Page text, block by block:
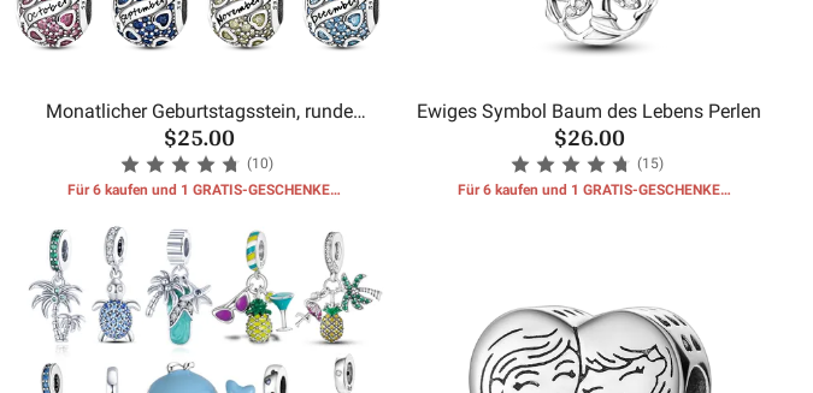
Monatlicher Geburtstagsstein, runde
Perlen
$25.00
(10)
Für 6 kaufen und 1 GRATIS-GESCHENKE
Ewiges Symbol Baum des Lebens Perlen
$26.00
(15)
Für 6 kaufen und 1 GRATIS-GESCHENKE